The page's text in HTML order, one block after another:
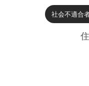
社会不適合